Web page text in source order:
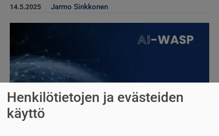
14.5.2025 Jarmo Sinkkonen
Henkilötietojen ja evästeiden
käyttö